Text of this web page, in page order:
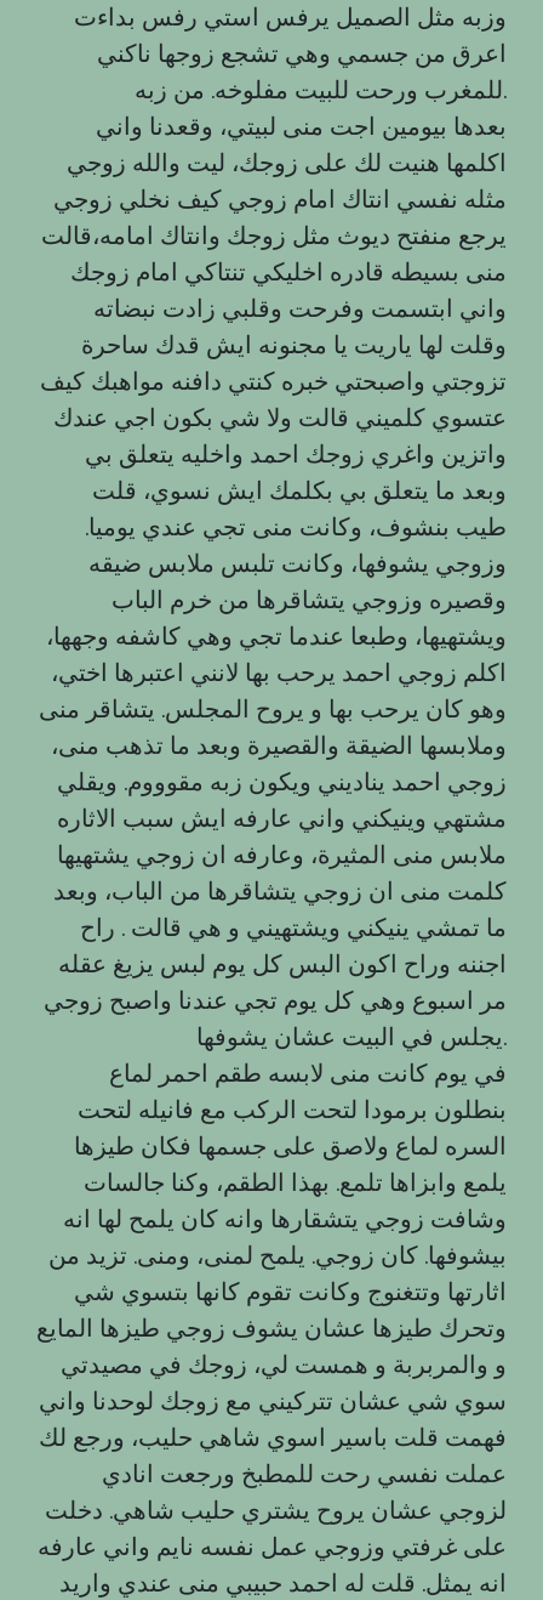
وزبه مثل الصميل يرفس استي رفس بداءت
اعرق من جسمي وهي تشجع زوجها ناكني
للمغرب ورحت للبيت مفلوخه. من زبه.
بعدها بيومين اجت منى لبيتي، وقعدنا واني
اكلمها هنيت لك على زوجك، ليت والله زوجي
مثله نفسي انتاك امام زوجي كيف نخلي زوجي
يرجع منفتح ديوث مثل زوجك وانتاك امامه،قالت
منى بسيطه قادره اخليكي تنتاكي امام زوجك
واني ابتسمت وفرحت وقلبي زادت نبضاته
وقلت لها ياريت یا مجنونه ايش قدك ساحرة
تزوجتي واصبحتي خبره كنتي دافنه مواهبك كيف
عتسوي كلميني قالت ولا شي بكون اجي عندك
واتزين واغري زوجك احمد واخليه يتعلق بي
وبعد ما يتعلق بي بكلمك ايش نسوي، قلت
طيب بنشوف، وكانت منى تجي عندي يوميا.
وزوجي يشوفها، وكانت تلبس ملابس ضيقه
وقصيره وزوجي يتشاقرها من خرم الباب
ويشتهيها، وطبعا عندما تجي وهي كاشفه وجهها،
اكلم زوجي احمد يرحب بها لانني اعتبرها اختي،
وهو كان يرحب بها و يروح المجلس. يتشاقر منى
وملابسها الضيقة والقصيرة وبعد ما تذهب منى،
زوجي احمد يناديني ويكون زبه مقوووم. ويقلي
مشتهي وينيكني واني عارفه ايش سبب الاثاره
ملابس منى المثيرة، وعارفه ان زوجي يشتهيها
كلمت منى ان زوجي يتشاقرها من الباب، وبعد
ما تمشي ينيكني ويشتهيني و هي قالت . راح
اجننه وراح اكون البس كل يوم لبس يزيغ عقله
مر اسبوع وهي كل يوم تجي عندنا واصبح زوجي
يجلس في البيت عشان يشوفها.
في يوم كانت منى لابسه طقم احمر لماع
بنطلون برمودا لتحت الركب مع فانيله لتحت
السره لماع ولاصق على جسمها فكان طيزها
يلمع وابزاها تلمع. بهذا الطقم، وكنا جالسات
وشافت زوجي يتشقارها وانه كان يلمح لها انه
بيشوفها. كان زوجي. يلمح لمنى، ومنى. تزيد من
اثارتها وتتغنوج وكانت تقوم كانها بتسوي شي
وتحرك طيزها عشان يشوف زوجي طيزها المايع
و والمربربة و همست لي، زوجك في مصيدتي
سوي شي عشان تتركيني مع زوجك لوحدنا واني
فهمت قلت باسير اسوي شاهي حليب، ورجع لك
عملت نفسي رحت للمطبخ ورجعت انادي
لزوجي عشان يروح يشتري حليب شاهي. دخلت
على غرفتي وزوجي عمل نفسه نايم واني عارفه
انه يمثل. قلت له احمد حبيبي منى عندي واريد